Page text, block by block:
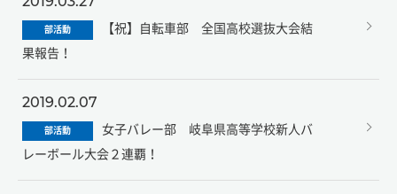
部活動
【祝】自転車部 全国高校選抜大会結
果報告！
2019.02.07
部活動
女子バレー部 岐阜県高等学校新人バ
レーボール大会２連覇！